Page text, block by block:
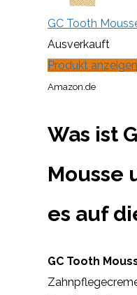
GC Tooth
Ausverkauft
Produkt anzeigen
Amazon.de
Was ist
Mousse
es auf
GC Tooth